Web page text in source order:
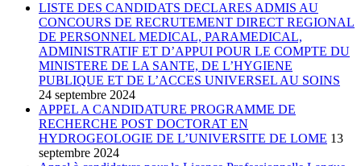
LISTE DES CANDIDATS DECLARES ADMIS AU
CONCOURS DE RECRUTEMENT DIRECT REGIONAL
DE PERSONNEL MEDICAL, PARAMEDICAL,
ADMINISTRATIF ET D’APPUI POUR LE COMPTE DU
MINISTERE DE LA SANTE, DE L’HYGIENE
PUBLIQUE ET DE L’ACCES UNIVERSEL AU SOINS
24 septembre 2024
APPEL A CANDIDATURE PROGRAMME DE
RECHERCHE POST DOCTORAT EN
HYDROGEOLOGIE DE L’UNIVERSITE DE LOME 13
septembre 2024